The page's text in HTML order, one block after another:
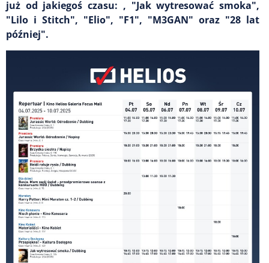
już od jakiegoś czasu: , "Jak wytresować smoka",
"Lilo i Stitch", "Elio", "F1", "M3GAN" oraz "28 lat
później".